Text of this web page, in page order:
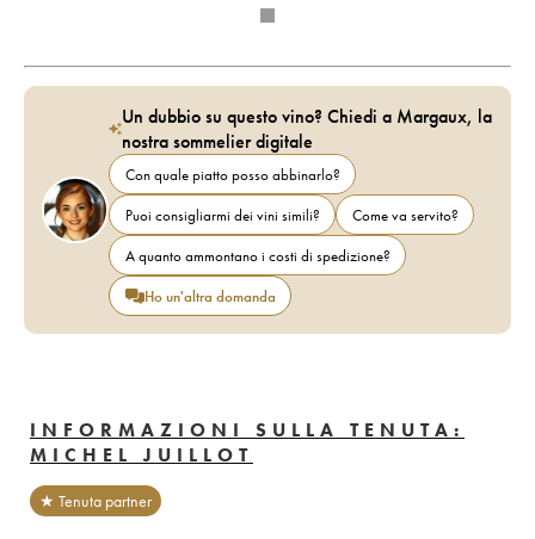
Un dubbio su questo vino? Chiedi a Margaux, la
nostra sommelier digitale
Con quale piatto posso abbinarlo?
Puoi consigliarmi dei vini simili?
Come va servito?
A quanto ammontano i costi di spedizione?
Ho un'altra domanda
INFORMAZIONI SULLA TENUTA:
MICHEL JUILLOT
★ Tenuta partner